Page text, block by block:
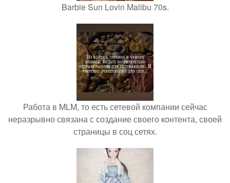
Barbie Sun Lovin Malibu 70s.
Работа в MLM, то есть сетевой компании сейчас
неразрывно связана с создание своего контента, своей
страницы в соц сетях.